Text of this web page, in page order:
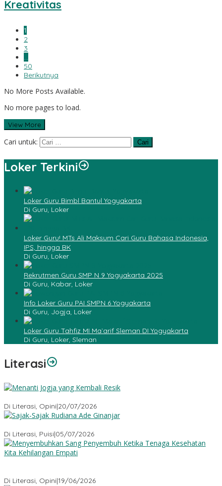
Kreativitas
1
2
3
…
50
Berikutnya
No More Posts Available.
No more pages to load.
View More
Cari untuk:
Loker Terkini
Loker Guru Bimbl Bantul Yogyakarta
Di Guru, Loker
Loker Guru! MTs Ali Maksum Cari Guru Bahasa Indonesia,
IPS, hingga BK
Di Guru, Loker
Rekrutmen Guru SMP N 9 Yogyakarta 2025
Di Guru, Kabar, Loker
Info Loker Guru PAI SMPN 6 Yogyakarta
Di Guru, Jogja, Loker
Loker Guru Tahfiz MI Ma`arif Sleman DI Yogyakarta
Di Guru, Loker, Sleman
Literasi
Di Literasi, Opini|20/07/2026
Di Literasi, Puisi|05/07/2026
Di Literasi, Opini|19/06/2026